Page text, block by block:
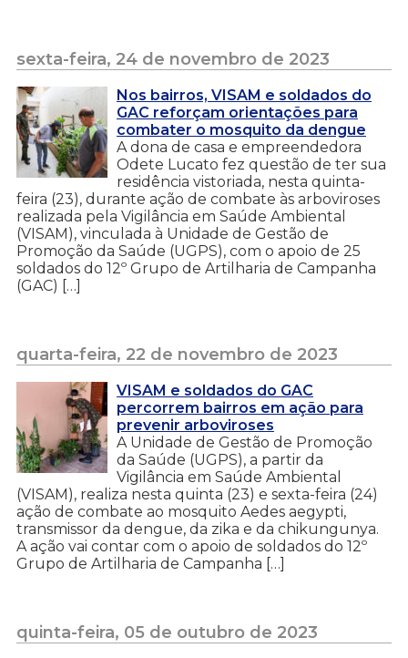
sexta-feira, 24 de novembro de 2023
Nos bairros, VISAM e soldados do
GAC reforçam orientações para
combater o mosquito da dengue
A dona de casa e empreendedora
Odete Lucato fez questão de ter sua
residência vistoriada, nesta quinta-
feira (23), durante ação de combate às arboviroses
realizada pela Vigilância em Saúde Ambiental
(VISAM), vinculada à Unidade de Gestão de
Promoção da Saúde (UGPS), com o apoio de 25
soldados do 12º Grupo de Artilharia de Campanha
(GAC) […]
quarta-feira, 22 de novembro de 2023
VISAM e soldados do GAC
percorrem bairros em ação para
prevenir arboviroses
A Unidade de Gestão de Promoção
da Saúde (UGPS), a partir da
Vigilância em Saúde Ambiental
(VISAM), realiza nesta quinta (23) e sexta-feira (24)
ação de combate ao mosquito Aedes aegypti,
transmissor da dengue, da zika e da chikungunya.
A ação vai contar com o apoio de soldados do 12º
Grupo de Artilharia de Campanha […]
quinta-feira, 05 de outubro de 2023